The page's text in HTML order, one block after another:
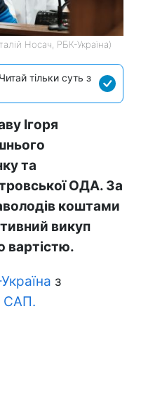
Носач, РБК-Україна)
тільки суть з
Ігоря
та
ОДА. За
коштами
викуп
вартістю.
з
САП.